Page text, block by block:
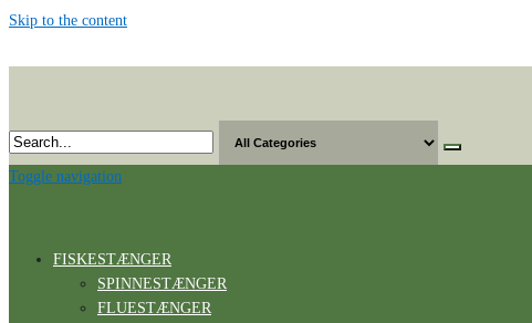
Skip to the content
Toggle navigation
FISKESTÆNGER
SPINNESTÆNGER
FLUESTÆNGER